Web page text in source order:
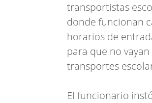
transportistas
donde funcionan
horarios de
para que no
transportes
El funcionario